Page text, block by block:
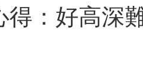
得：好高深